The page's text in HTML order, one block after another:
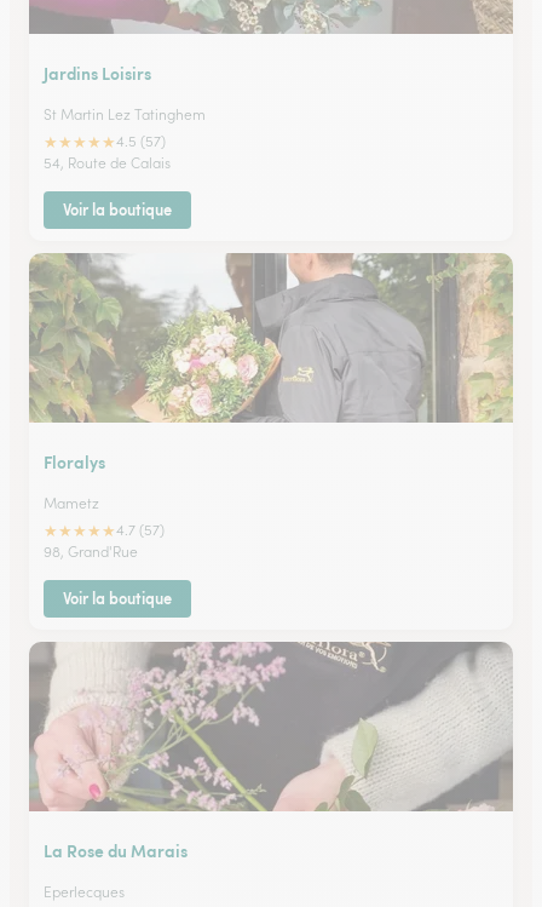
Jardins Loisirs
St Martin Lez Tatinghem
★★★★★4.5 (57)
54, Route de Calais
Voir la boutique
Floralys
Mametz
★★★★★4.7 (57)
98, Grand'Rue
Voir la boutique
La Rose du Marais
Eperlecques